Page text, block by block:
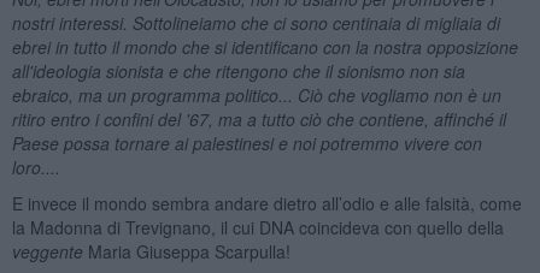
nostri interessi. Sottolineiamo che ci sono centinaia di migliaia di
ebrei in tutto il mondo che si identificano con la nostra opposizione
all'ideologia sionista e che ritengono che il sionismo non sia
ebraico, ma un programma politico... Ciò che vogliamo non è un
ritiro entro i confini del '67, ma a tutto ciò che contiene, affinché il
Paese possa tornare ai palestinesi e noi potremmo vivere con
loro....
E invece il mondo sembra andare dietro all’odio e alle falsità, come
la Madonna di Trevignano, il cui DNA coincideva con quello della
veggente Maria Giuseppa Scarpulla!